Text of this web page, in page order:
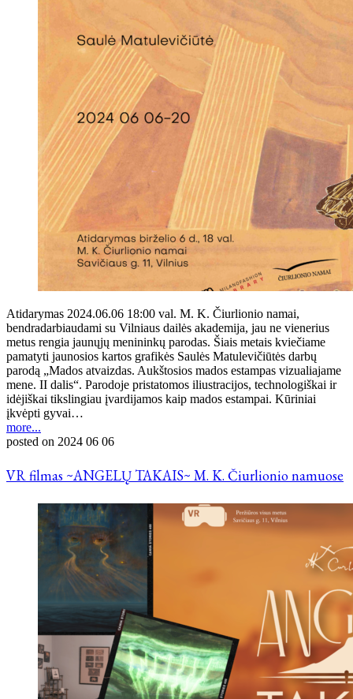
Atidarymas 2024.06.06 18:00 val. M. K. Čiurlionio namai,
bendradarbiaudami su Vilniaus dailės akademija, jau ne vienerius
metus rengia jaunųjų menininkų parodas. Šiais metais kviečiame
pamatyti jaunosios kartos grafikės Saulės Matulevičiūtės darbų
parodą „Mados atvaizdas. Aukštosios mados estampas vizualiajame
mene. II dalis“. Parodoje pristatomos iliustracijos, technologiškai ir
idėjiškai tikslingiau įvardijamos kaip mados estampai. Kūriniai
įkvėpti gyvai…
more...
posted on 2024 06 06
VR filmas ~ANGELŲ TAKAIS~ M. K. Čiurlionio namuose